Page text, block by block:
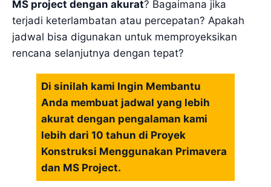
MS project dengan akurat? Bagaimana jika
terjadi keterlambatan atau percepatan? Apakah
jadwal bisa digunakan untuk memproyeksikan
rencana selanjutnya dengan tepat?
Di sinilah kami Ingin Membantu
Anda membuat jadwal yang lebih
akurat dengan pengalaman kami
lebih dari 10 tahun di Proyek
Konstruksi Menggunakan Primavera
dan MS Project.